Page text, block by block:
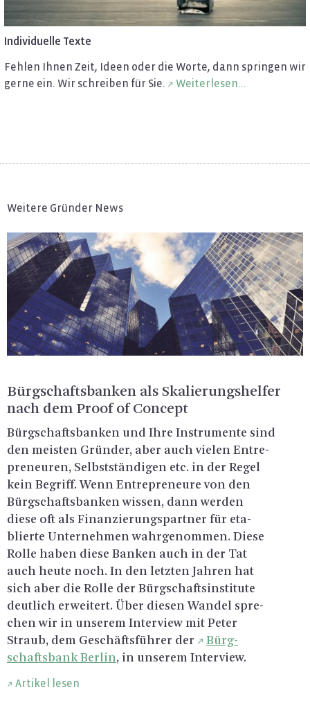
In­di­vi­du­el­le Texte
Feh­len Ihnen Zeit, Ideen oder die Worte, dann sprin­gen wir
gerne ein. Wir schrei­ben für Sie.
Wei­ter­le­sen...
Weitere Gründer News
Bürg­schafts­ban­ken als Ska­lie­rungs­hel­fer
nach dem Proof of Con­cept
Bürg­schafts­ban­ken und Ihre In­stru­men­te sind
den meis­ten Grün­der, aber auch vie­len En­tre­
pre­neu­ren, Selbst­stän­di­gen etc. in der Regel
kein Be­griff. Wenn En­tre­pre­neu­re von den
Bürg­schafts­ban­ken wis­sen, dann wer­den
diese oft als Fi­nan­zie­rungs­part­ner für eta­
blier­te Un­ter­neh­men wahr­ge­nom­men. Diese
Rolle haben diese Ban­ken auch in der Tat
auch heute noch. In den letz­ten Jah­ren hat
sich aber die Rolle der Bürg­schafts­in­sti­tu­te
deut­lich er­wei­tert. Über die­sen Wan­del spre­
chen wir in un­se­rem In­ter­view mit Peter
Straub, dem Ge­schäfts­füh­rer der
Bürg­
schafts­bank Ber­lin, in un­se­rem In­ter­view.
Artikel lesen